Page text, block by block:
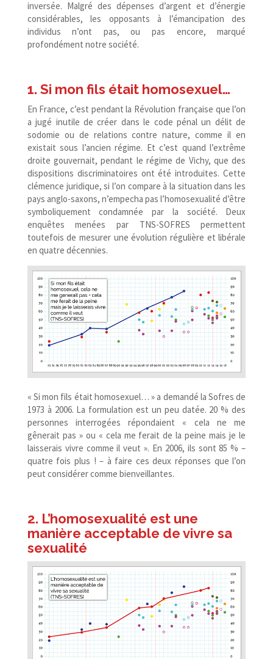
inversée. Malgré des dépenses d’argent et d’énergie
considérables, les opposants à l’émancipation des
individus n’ont pas, ou pas encore, marqué
profondément notre société.
1. Si mon fils était homosexuel…
En France, c’est pendant la Révolution française que l’on
a jugé inutile de créer dans le code pénal un délit de
sodomie ou de relations contre nature, comme il en
existait sous l’ancien régime. Et c’est quand l’extrême
droite gouvernait, pendant le régime de Vichy, que des
dispositions discriminatoires ont été introduites. Cette
clémence juridique, si l’on compare à la situation dans les
pays anglo-​saxons, n’empecha pas l’homosexualité d’être
symboliquement condamnée par la société. Deux
enquêtes menées par TNS-​SOFRES permettent
toutefois de mesurer une évolution régulière et libérale
en quatre décennies.
« Si mon fils était homosexuel… » a demandé la Sofres de
1973 à 2006. La formulation est un peu datée. 20 % des
personnes interrogées répondaient « cela ne me
gênerait pas » ou « cela me ferait de la peine mais je le
laisserais vivre comme il veut ». En 2006, ils sont 85 % –
quatre fois plus ! – à faire ces deux réponses que l’on
peut considérer comme bienveillantes.
2. L’homosexualité est une
manière acceptable de vivre sa
sexualité